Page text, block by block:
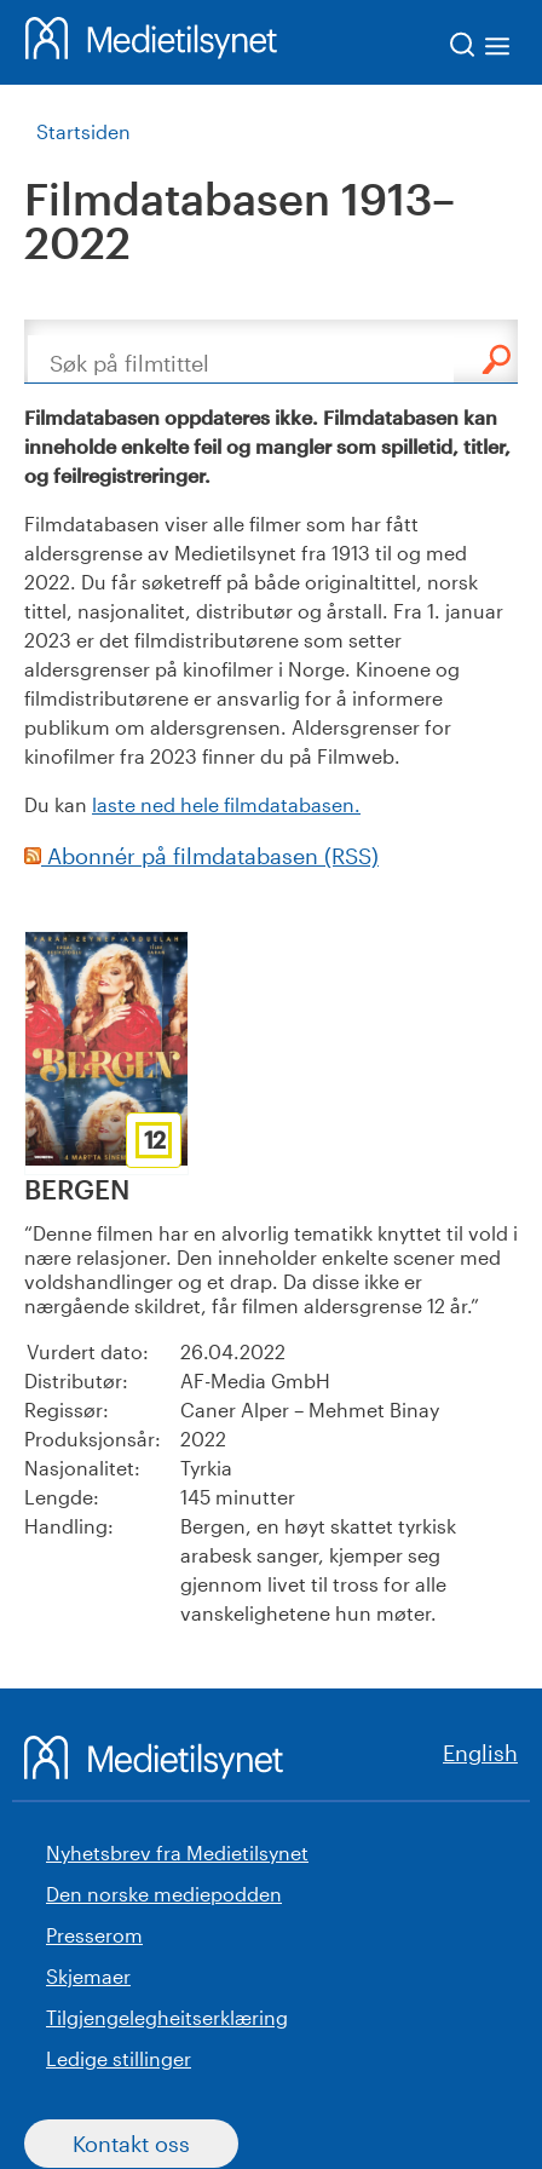
Startsiden
Filmdatabasen 1913–
2022
Søk
Filmdatabasen oppdateres ikke. Filmdatabasen kan
inneholde enkelte feil og mangler som spilletid, titler,
og feilregistreringer.
Filmdatabasen viser alle filmer som har fått
aldersgrense av Medietilsynet fra 1913 til og med
2022. Du får søketreff på både originaltittel, norsk
tittel, nasjonalitet, distributør og årstall. Fra 1. januar
2023 er det filmdistributørene som setter
aldersgrenser på kinofilmer i Norge. Kinoene og
filmdistributørene er ansvarlig for å informere
publikum om aldersgrensen. Aldersgrenser for
kinofilmer fra 2023 finner du på Filmweb.
Du kan laste ned hele filmdatabasen.
Abonnér på filmdatabasen (RSS)
12
BERGEN
Denne filmen har en alvorlig tematikk knyttet til vold i
nære relasjoner. Den inneholder enkelte scener med
voldshandlinger og et drap. Da disse ikke er
nærgående skildret, får filmen aldersgrense 12 år.
Vurdert dato:
26.04.2022
Distributør:
AF-Media GmbH
Regissør:
Caner Alper – Mehmet Binay
Produksjonsår:
2022
Nasjonalitet:
Tyrkia
Lengde:
145 minutter
Handling:
Bergen, en høyt skattet tyrkisk
arabesk sanger, kjemper seg
gjennom livet til tross for alle
vanskelighetene hun møter.
English
Nyhetsbrev fra Medietilsynet
Den norske mediepodden
Presserom
Skjemaer
Tilgjengelegheitserklæring
Ledige stillinger
Kontakt oss